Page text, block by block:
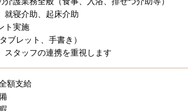
就寝介助、起床介助
ト実施
ブレット、手書き）
スタッフの連携を重視します
額支給